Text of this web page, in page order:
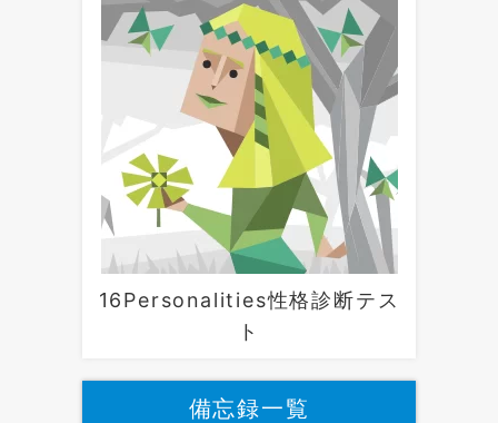
16Personalities性格診断テス
ト
備忘録一覧